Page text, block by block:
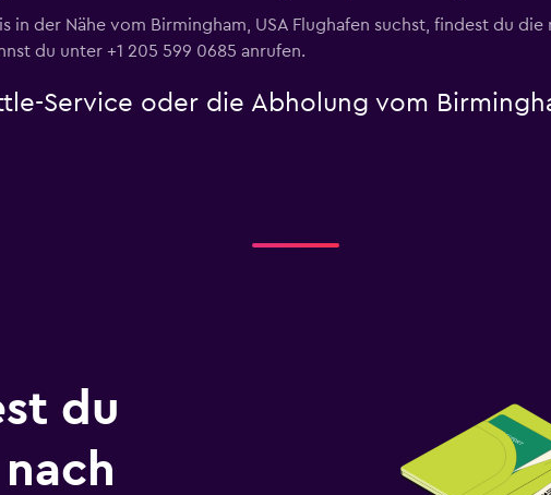
in der Nähe vom Birmingham, USA Flughafen suchst, findest du
du unter +1 205 599 0685 anrufen.
Service oder die Abholung vom
du